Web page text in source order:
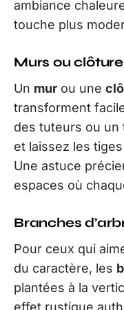
ambiance
touche plus
Murs ou
Un mur ou une
transforment
des tuteurs ou un
et laissez les
Une astuce
espaces où
Branches
Pour ceux qui
du caractère, les
plantées à la